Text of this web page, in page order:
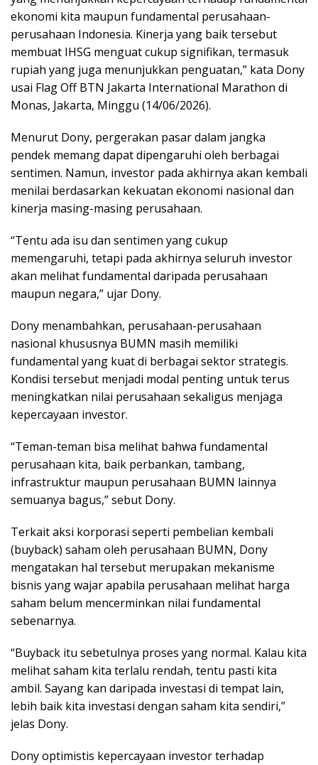
ekonomi kita maupun fundamental perusahaan-
perusahaan Indonesia. Kinerja yang baik tersebut
membuat IHSG menguat cukup signifikan, termasuk
rupiah yang juga menunjukkan penguatan,” kata Dony
usai Flag Off BTN Jakarta International Marathon di
Monas, Jakarta, Minggu (14/06/2026).
Menurut Dony, pergerakan pasar dalam jangka
pendek memang dapat dipengaruhi oleh berbagai
sentimen. Namun, investor pada akhirnya akan kembali
menilai berdasarkan kekuatan ekonomi nasional dan
kinerja masing-masing perusahaan.
“Tentu ada isu dan sentimen yang cukup
memengaruhi, tetapi pada akhirnya seluruh investor
akan melihat fundamental daripada perusahaan
maupun negara,” ujar Dony.
Dony menambahkan, perusahaan-perusahaan
nasional khususnya BUMN masih memiliki
fundamental yang kuat di berbagai sektor strategis.
Kondisi tersebut menjadi modal penting untuk terus
meningkatkan nilai perusahaan sekaligus menjaga
kepercayaan investor.
“Teman-teman bisa melihat bahwa fundamental
perusahaan kita, baik perbankan, tambang,
infrastruktur maupun perusahaan BUMN lainnya
semuanya bagus,” sebut Dony.
Terkait aksi korporasi seperti pembelian kembali
(buyback) saham oleh perusahaan BUMN, Dony
mengatakan hal tersebut merupakan mekanisme
bisnis yang wajar apabila perusahaan melihat harga
saham belum mencerminkan nilai fundamental
sebenarnya.
“Buyback itu sebetulnya proses yang normal. Kalau kita
melihat saham kita terlalu rendah, tentu pasti kita
ambil. Sayang kan daripada investasi di tempat lain,
lebih baik kita investasi dengan saham kita sendiri,”
jelas Dony.
Dony optimistis kepercayaan investor terhadap